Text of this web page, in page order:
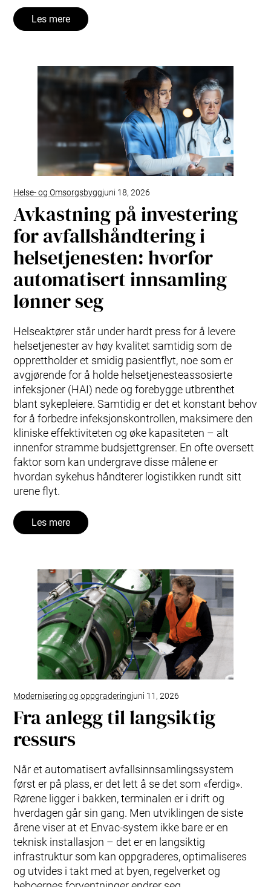
Les mere
Helse- og Omsorgsbyggjuni 18, 2026
Avkastning på investering
for avfallshåndtering i
helsetjenesten: hvorfor
automatisert innsamling
lønner seg
Helseaktører står under hardt press for å levere
helsetjenester av høy kvalitet samtidig som de
opprettholder et smidig pasientflyt, noe som er
avgjørende for å holde helsetjenesteassosierte
infeksjoner (HAI) nede og forebygge utbrenthet
blant sykepleiere. Samtidig er det et konstant behov
for å forbedre infeksjonskontrollen, maksimere den
kliniske effektiviteten og øke kapasiteten – alt
innenfor stramme budsjettgrenser. En ofte oversett
faktor som kan undergrave disse målene er
hvordan sykehus håndterer logistikken rundt sitt
urene flyt.
Les mere
Modernisering og oppgraderingjuni 11, 2026
Fra anlegg til langsiktig
ressurs
Når et automatisert avfallsinnsamlingssystem
først er på plass, er det lett å se det som «ferdig».
Rørene ligger i bakken, terminalen er i drift og
hverdagen går sin gang. Men utviklingen de siste
årene viser at et Envac‑system ikke bare er en
teknisk installasjon – det er en langsiktig
infrastruktur som kan oppgraderes, optimaliseres
og utvides i takt med at byen, regelverket og